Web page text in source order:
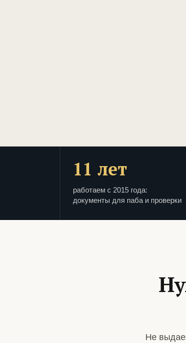
11 лет
работаем с 2015 года:
документы для паба и проверки
Не